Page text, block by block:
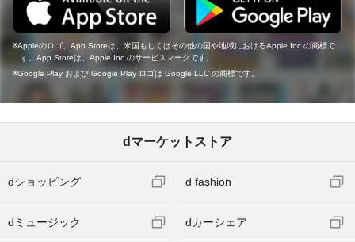
Appleのロゴ、App Storeは、米国もしくはその他の国や地域におけるApple Inc.の商標で
す。App Storeは、Apple Inc.のサービスマークです。
Google Play および Google Play ロゴは Google LLC の商標です。
dマーケットストア
dショッピング d fashion
dミュージック dカーシェア